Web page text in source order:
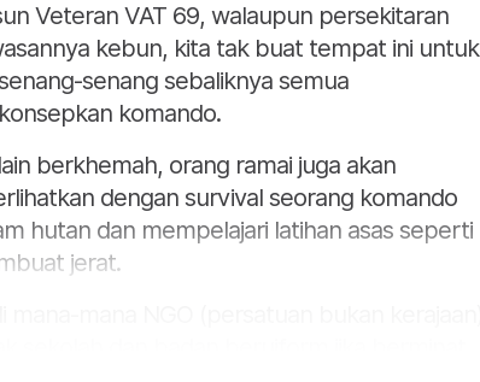
Veteran VAT 69, walaupun persekitaran
kebun, kita tak buat tempat ini untuk
senang sebaliknya semua
komando.
berkhemah, orang ramai juga akan
dengan survival seorang komando
hutan dan mempelajari latihan asas seperti
jerat.